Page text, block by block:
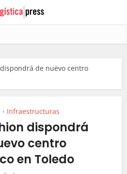
de nuevo centro
• Infraestructuras
dispondrá
centro
en Toledo